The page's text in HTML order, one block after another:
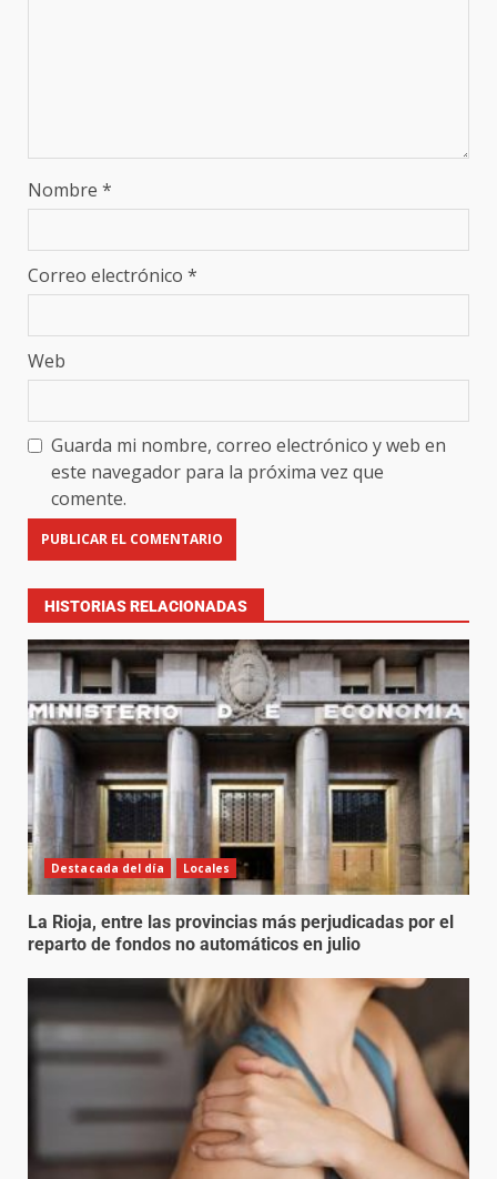
Nombre *
Correo electrónico *
Web
Guarda mi nombre, correo electrónico y web en
este navegador para la próxima vez que
comente.
HISTORIAS RELACIONADAS
Destacada del día Locales
La Rioja, entre las provincias más perjudicadas por el
reparto de fondos no automáticos en julio